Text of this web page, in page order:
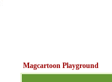
Magcartoon Playground